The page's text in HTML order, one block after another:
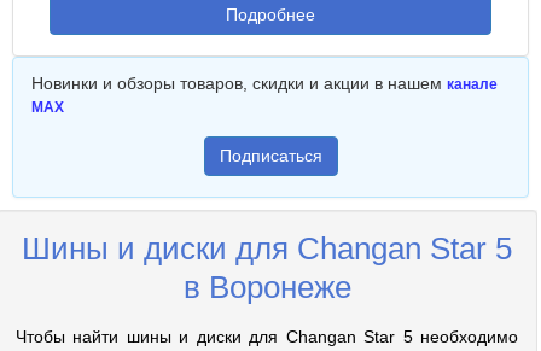
Подробнее
Новинки и обзоры товаров, скидки и акции в нашем канале
MAX
Подписаться
Шины и диски для Changan Star 5
в Воронеже
Чтобы найти шины и диски для Changan Star 5 необходимо